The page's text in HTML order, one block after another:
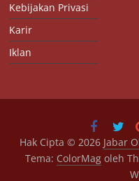
Kebijakan Privasi
Karir
Iklan
Hak Cipta © 2026 Jabar
Tema: ColorMagoleh